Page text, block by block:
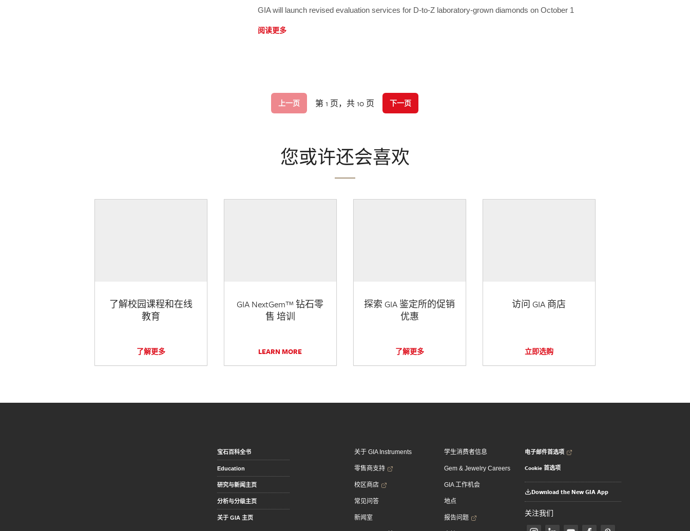
GIA will launch revised evaluation services for D-to-Z laboratory-grown diamonds on October 1
阅读更多
上一页 第 1 页，共 10 页 下一页
您或许还会喜欢
了解校园课程和在线
教育
了解更多
GIA NextGem™ 钻石零
售 培训
LEARN MORE
探索 GIA 鉴定所的促销
优惠
了解更多
访问 GIA 商店
立即选购
宝石百科全书
Education
研究与新闻主页
分析与分级主页
关于 GIA 主页
关于 GIA Instruments
零售商支持
校区商店
常见问答
新闻室
学生消费者信息
Gem & Jewelry Careers
GIA 工作机会
地点
报告问题
电子邮件首选项
Cookie 首选项
Download the New GIA App
关注我们